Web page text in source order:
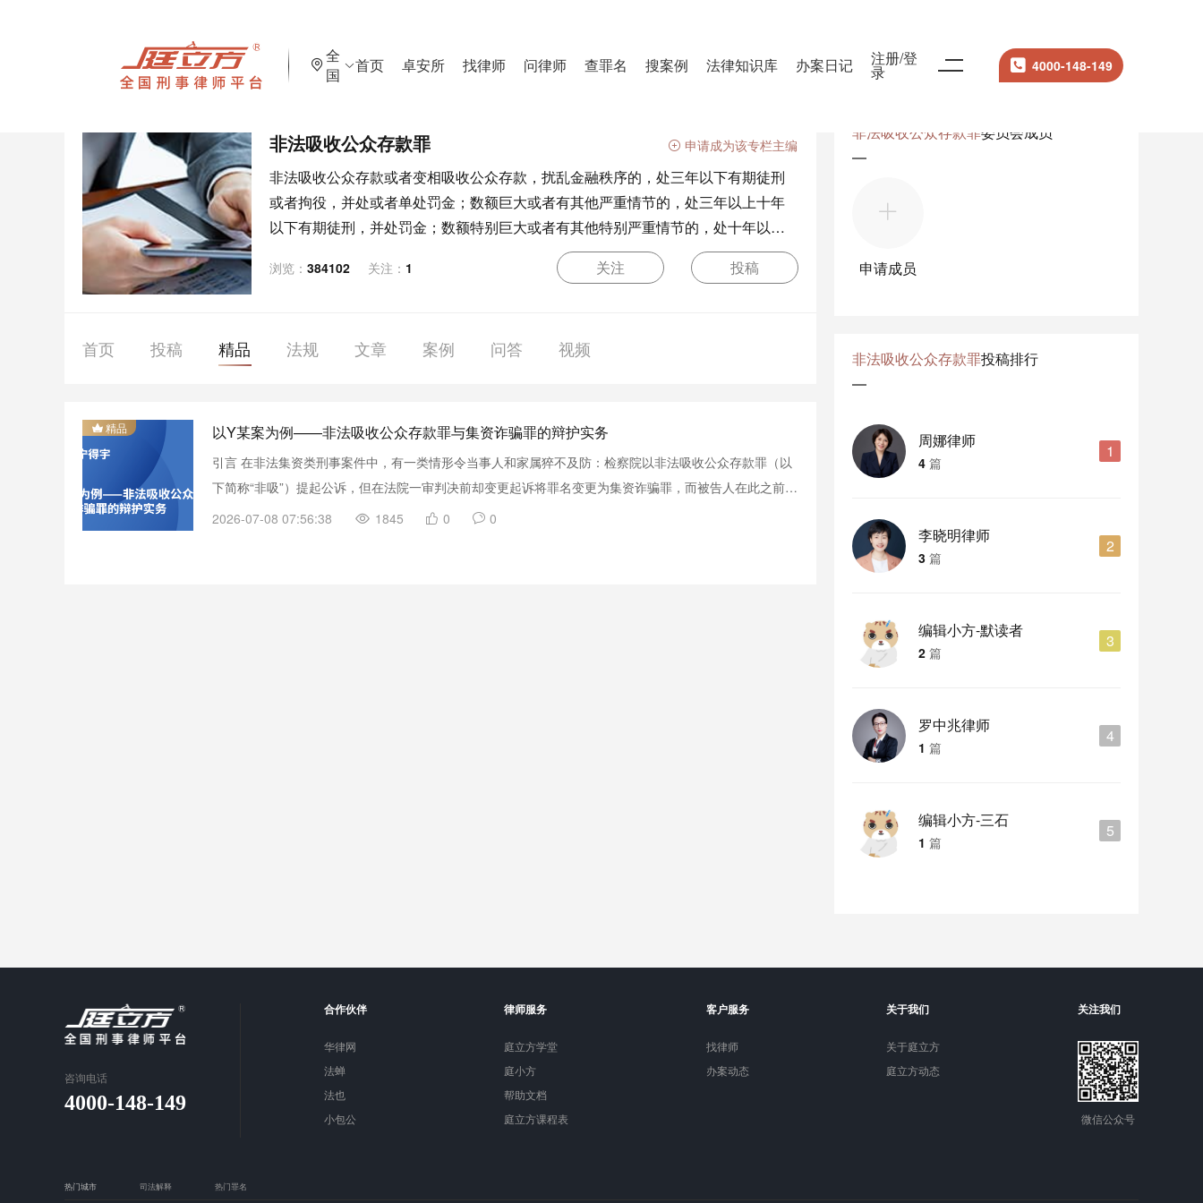
全
国
首页 卓安所 找律师 问律师 查罪名 搜案例 法律知识库 办案日记 注册/登
录 4000-148-149
非法吸收公众存款罪 申请成为该专栏主编
非法吸收公众存款或者变相吸收公众存款，扰乱金融秩序的，处三年以下有期徒刑
或者拘役，并处或者单处罚金；数额巨大或者有其他严重情节的，处三年以上十年
以下有期徒刑，并处罚金；数额特别巨大或者有其他特别严重情节的，处十年以上
浏览： 384102 关注： 1 关注 投稿
首页 投稿 精品 法规 文章 案例 问答 视频
 精品 以Y某案为例——非法吸收公众存款罪与集资诈骗罪的辩护实务
引言 在非法集资类刑事案件中，有一类情形令当事人和家属猝不及防：检察院以非法吸收公众存款罪（以
下简称“非吸”）提起公诉，但在法院一审判决前却变更起诉将罪名变更为集资诈骗罪，而被告人在此之前对
罪名变更毫无心理准备，更缺乏针对性的辩护应对。这一情形在近年来的非法集资案件中屡见不鲜，近期
2026-07-08 07:56:38  1845  0  0
非法吸收公众存款罪委员会成员
申请成员
非法吸收公众存款罪投稿排行
周娜律师
4 篇
1
李晓明律师
3 篇
2
编辑小方-默读者
2 篇
3
罗中兆律师
1 篇
4
编辑小方-三石
1 篇
5
咨询电话
4000-148-149
合作伙伴
华律网
法蝉
法也
小包公
律师服务
庭立方学堂
庭小方
帮助文档
庭立方课程表
客户服务
找律师
办案动态
关于我们
关于庭立方
庭立方动态
关注我们
微信公众号
热门城市 司法解释 热门罪名